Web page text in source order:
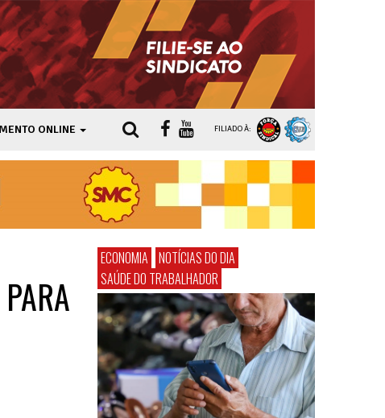
ONLINE FILIADO À:
ECONOMIA NOTÍCIAS DO DIA
SAÚDE DO TRABALHADOR